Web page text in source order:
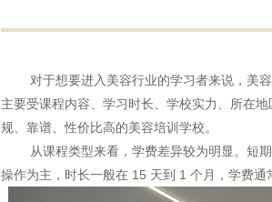
对于想要进入美容行业的学习者来说，美容
主要受课程内容、学习时长、学校实力、所在
规、靠谱、性价比高的美容培训学校。
从课程类型来看，学费差异较为明显。短期
操作为主，时长一般在 15 天到 1 个月，学费